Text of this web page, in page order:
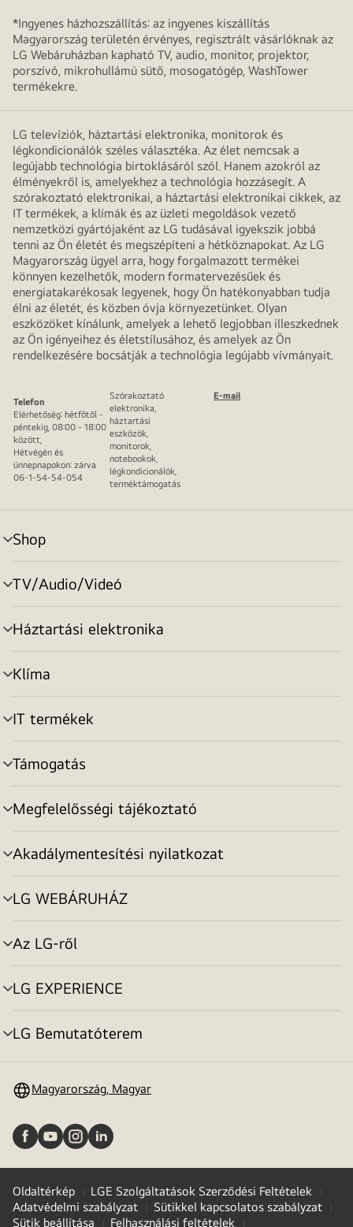
*Ingyenes házhozszállítás: az ingyenes kiszállítás
Magyarország területén érvényes, regisztrált vásárlóknak az
LG Webáruházban kapható TV, audio, monitor, projektor,
porszívó, mikrohullámú sütő, mosogatógép, WashTower
termékekre.
LG televíziók, háztartási elektronika, monitorok és
légkondicionálók széles választéka. Az élet nemcsak a
legújabb technológia birtoklásáról szól. Hanem azokról az
élményekről is, amelyekhez a technológia hozzásegít. A
szórakoztató elektronikai, a háztartási elektronikai cikkek, az
IT termékek, a klímák és az üzleti megoldások vezető
nemzetközi gyártójaként az LG tudásával igyekszik jobbá
tenni az Ön életét és megszépíteni a hétköznapokat. Az LG
Magyarország ügyel arra, hogy forgalmazott termékei
könnyen kezelhetők, modern formatervezésűek és
energiatakarékosak legyenek, hogy Ön hatékonyabban tudja
élni az életét, és közben óvja környezetünket. Olyan
eszközöket kínálunk, amelyek a lehető legjobban illeszkednek
az Ön igényeihez és életstílusához, és amelyek az Ön
rendelkezésére bocsátják a technológia legújabb vívmányait.
Telefon
Elérhetőség: hétfőtől -
péntekig, 08:00 - 18:00
között,
Hétvégén és
ünnepnapokon: zárva
06-1-54-54-054
Szórakoztató
elektronika,
háztartási
eszközök,
monitorok,
notebookok,
légkondicionálók,
terméktámogatás
E-mail
Shop
menu
toggle
TV/Audio/Videó
menu
toggle
Háztartási elektronika
menu
toggle
Klíma
menu
toggle
IT termékek
menu
toggle
Támogatás
menu
toggle
Megfelelősségi tájékoztató
menu
toggle
Akadálymentesítési nyilatkozat
menu
toggle
LG WEBÁRUHÁZ
menu
toggle
Az LG-ről
menu
toggle
LG EXPERIENCE
menu
toggle
LG Bemutatóterem
menu
Magyarország, Magyar
Oldaltérkép
LGE Szolgáltatások Szerződési Feltételek
Adatvédelmi szabályzat
Sütikkel kapcsolatos szabályzat
Sütik beállítása
Felhasználási feltételek